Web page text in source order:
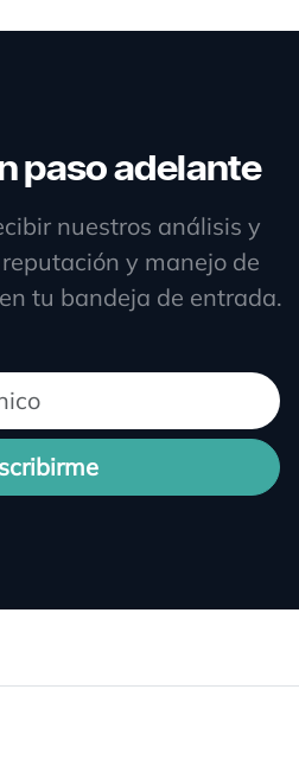
paso adelante
nuestros análisis y
y manejo de
tu bandeja de entrada.